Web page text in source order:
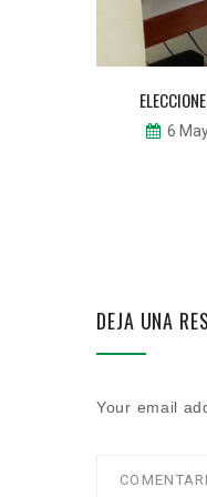
6
DEJA UNA
Your email